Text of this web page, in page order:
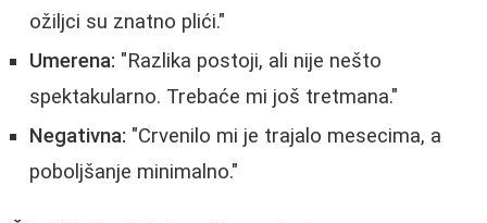
ožiljci su znatno plići."
Umerena: "Razlika postoji, ali nije nešto
spektakularno. Trebaće mi još tretmana."
Negativna: "Crvenilo mi je trajalo mesecima, a
poboljšanje minimalno."